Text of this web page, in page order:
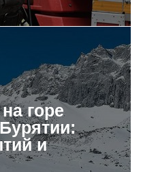
горе
и